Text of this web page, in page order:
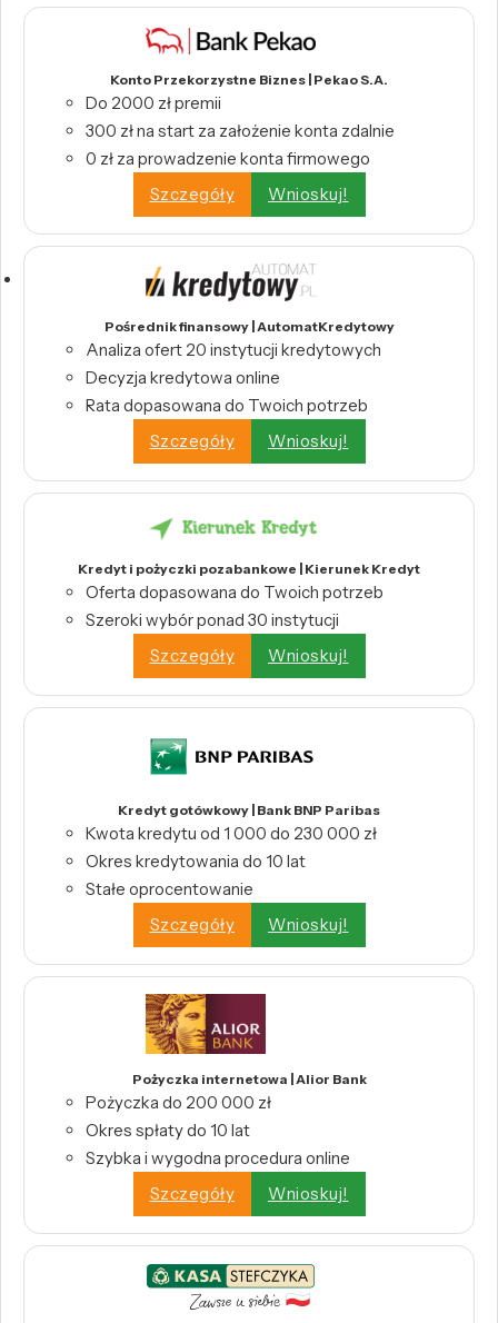
Konto Przekorzystne Biznes | Pekao S.A.
Do 2000 zł premii
300 zł na start za założenie konta zdalnie
0 zł za prowadzenie konta firmowego
Szczegóły
Wnioskuj!
Pośrednik finansowy | AutomatKredytowy
Analiza ofert 20 instytucji kredytowych
Decyzja kredytowa online
Rata dopasowana do Twoich potrzeb
Szczegóły
Wnioskuj!
Kredyt i pożyczki pozabankowe | Kierunek Kredyt
Oferta dopasowana do Twoich potrzeb
Szeroki wybór ponad 30 instytucji
Szczegóły
Wnioskuj!
Kredyt gotówkowy | Bank BNP Paribas
Kwota kredytu od 1 000 do 230 000 zł
Okres kredytowania do 10 lat
Stałe oprocentowanie
Szczegóły
Wnioskuj!
Pożyczka internetowa | Alior Bank
Pożyczka do 200 000 zł
Okres spłaty do 10 lat
Szybka i wygodna procedura online
Szczegóły
Wnioskuj!